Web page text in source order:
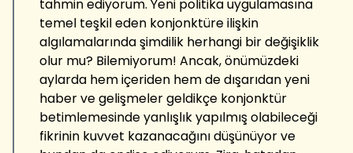
tahmin ediyorum. Yeni politika uygulamasına
temel teşkil eden konjonktüre ilişkin
algılamalarında şimdilik herhangi bir değişiklik
olur mu? Bilemiyorum! Ancak, önümüzdeki
aylarda hem içeriden hem de dışarıdan yeni
haber ve gelişmeler geldikçe konjonktür
betimlemesinde yanlışlık yapılmış olabileceği
fikrinin kuvvet kazanacağını düşünüyor ve